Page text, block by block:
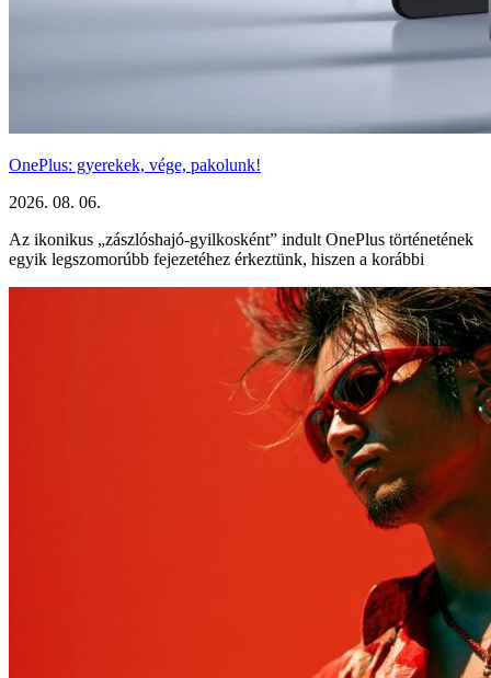
OnePlus: gyerekek, vége, pakolunk!
2026. 08. 06.
Az ikonikus „zászlóshajó-gyilkosként” indult OnePlus történetének
egyik legszomorúbb fejezetéhez érkeztünk, hiszen a korábbi